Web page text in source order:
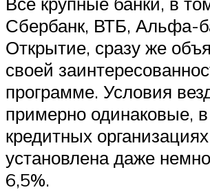
Сбербанк, ВТБ, Альфа-
Открытие, сразу же
своей
программе. Условия
примерно одинаковые,
кредитных
установлена даже
6,5%.